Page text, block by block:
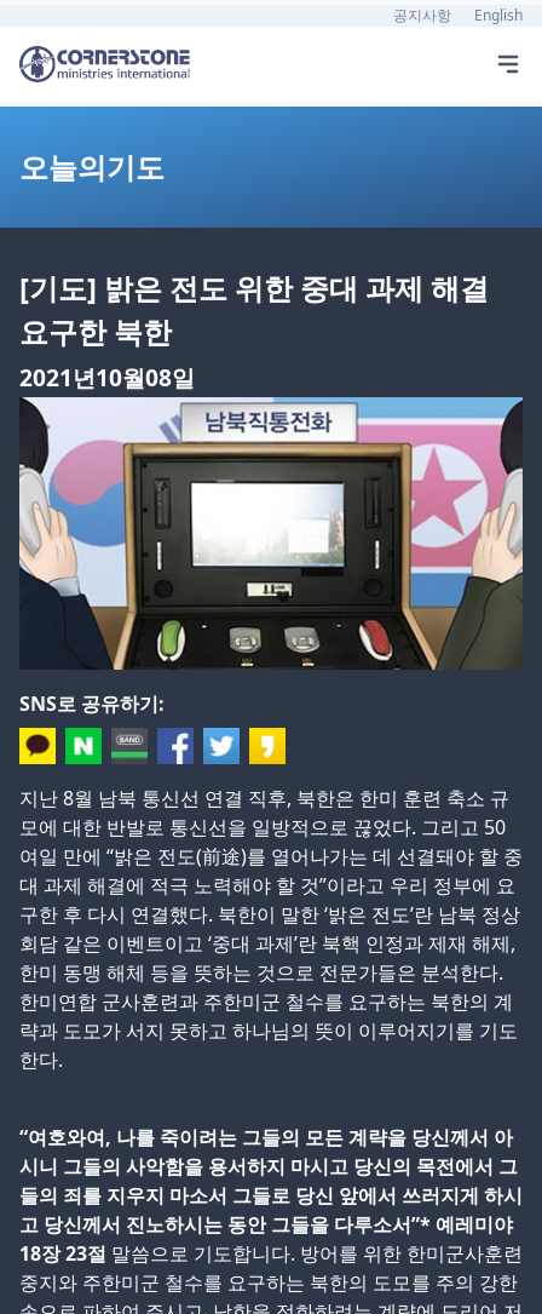
공지사항 English
오늘의기도
[기도] 밝은 전도 위한 중대 과제 해결
요구한 북한
2021년10월08일
SNS로 공유하기:
지난 8월 남북 통신선 연결 직후, 북한은 한미 훈련 축소 규
모에 대한 반발로 통신선을 일방적으로 끊었다. 그리고 50
여일 만에 “밝은 전도(前途)를 열어나가는 데 선결돼야 할 중
대 과제 해결에 적극 노력해야 할 것”이라고 우리 정부에 요
구한 후 다시 연결했다. 북한이 말한 ‘밝은 전도’란 남북 정상
회담 같은 이벤트이고 ‘중대 과제’란 북핵 인정과 제재 해제,
한미 동맹 해체 등을 뜻하는 것으로 전문가들은 분석한다.
한미연합 군사훈련과 주한미군 철수를 요구하는 북한의 계
략과 도모가 서지 못하고 하나님의 뜻이 이루어지기를 기도
한다.
“여호와여, 나를 죽이려는 그들의 모든 계략을 당신께서 아
시니 그들의 사악함을 용서하지 마시고 당신의 목전에서 그
들의 죄를 지우지 마소서 그들로 당신 앞에서 쓰러지게 하시
고 당신께서 진노하시는 동안 그들을 다루소서”* 예레미야
18장 23절 말씀으로 기도합니다. 방어를 위한 한미군사훈련
중지와 주한미군 철수를 요구하는 북한의 도모를 주의 강한